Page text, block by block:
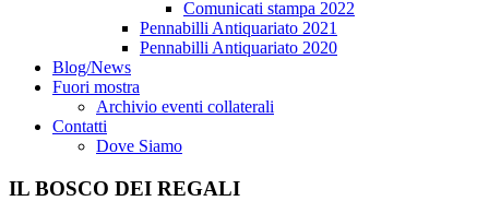
Comunicati stampa 2022
Pennabilli Antiquariato 2021
Pennabilli Antiquariato 2020
Blog/News
Fuori mostra
Archivio eventi collaterali
Contatti
Dove Siamo
IL BOSCO DEI REGALI